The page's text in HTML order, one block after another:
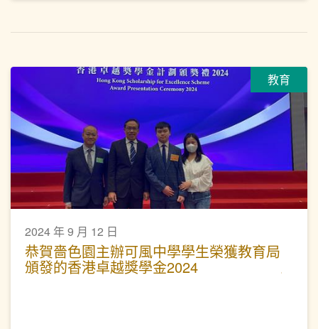
教育
2024 年 9 月 12 日
恭賀嗇色園主辦可風中學學生榮獲教育局
頒發的香港卓越獎學金2024